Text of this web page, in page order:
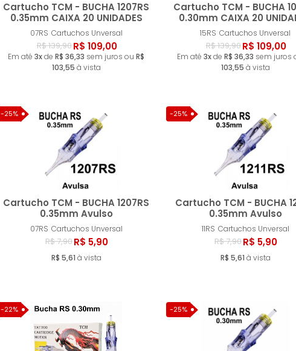
Cartucho TCM - BUCHA 1207RS
0.35mm CAIXA 20 UNIDADES
07RS Cartuchos Unversal
R$ 139,90R$ 109,00
Em até 3xde R$ 36,33 sem juros ou R$
103,55 à vista
Comprar
Cartucho TCM - BUCHA
0.30mm CAIXA 20
15RS Cartuchos Unversal
R$ 139,90R$ 109,00
Em até 3xde R$ 36,33 sem juros
103,55 à vista
-25%
Cartucho TCM - BUCHA 1207RS
0.35mm Avulso
07RS Cartuchos Unversal
R$ 7,90R$ 5,90
R$ 5,61 à vista
Comprar
-25%
Cartucho TCM - BUCHA
0.35mm Avulso
11RS Cartuchos Unversal
R$ 7,90R$ 5,90
R$ 5,61 à vista
-22% -25%